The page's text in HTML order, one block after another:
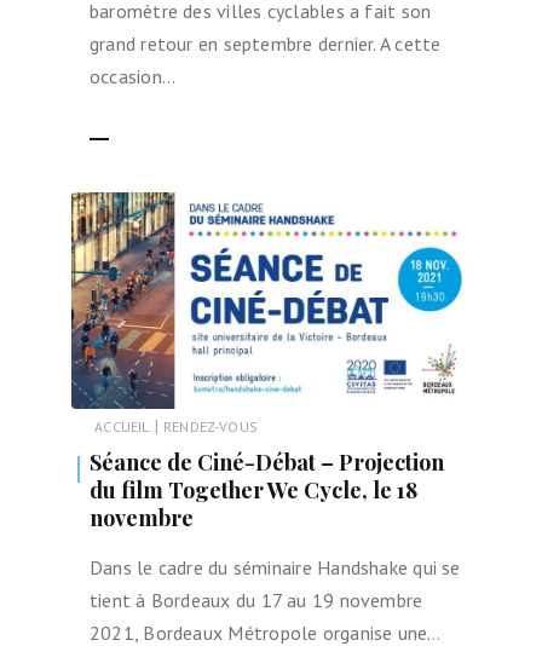
baromètre des villes cyclables a fait son
grand retour en septembre dernier. A cette
occasion…
ACCUEIL | RENDEZ-VOUS
Séance de Ciné-Débat – Projection
du film Together We Cycle, le 18
novembre
Dans le cadre du séminaire Handshake qui se
tient à Bordeaux du 17 au 19 novembre
2021, Bordeaux Métropole organise une…